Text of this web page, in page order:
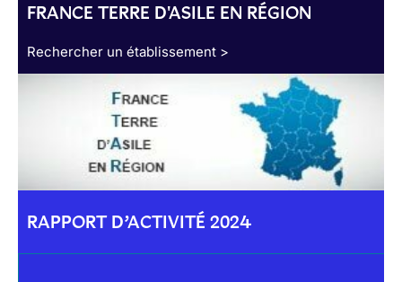
FRANCE TERRE D'ASILE EN RÉGION
Rechercher un établissement >
RAPPORT D’ACTIVITÉ 2024